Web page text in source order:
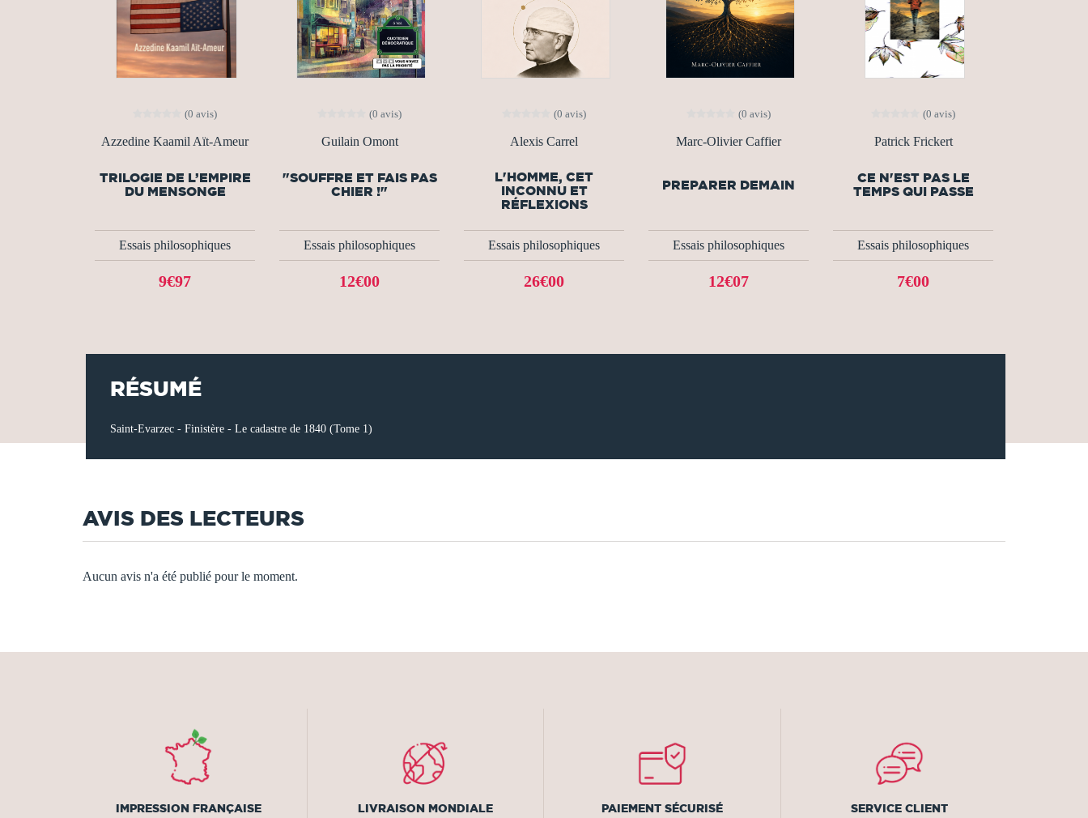
(0 avis)
Azzedine Kaamil Aït-Ameur
TRILOGIE DE L’EMPIRE
DU MENSONGE
Essais philosophiques
9€97
(0 avis)
Guilain Omont
"SOUFFRE ET FAIS PAS
CHIER !"
Essais philosophiques
12€00
(0 avis)
Alexis Carrel
L'HOMME, CET
INCONNU ET
RÉFLEXIONS
Essais philosophiques
26€00
(0 avis)
Marc-Olivier Caffier
PREPARER DEMAIN
Essais philosophiques
12€07
(0 avis)
Patrick Frickert
CE N'EST PAS LE
TEMPS QUI PASSE
Essais philosophiques
7€00
RÉSUMÉ
Saint-Evarzec - Finistère - Le cadastre de 1840 (Tome 1)
AVIS DES LECTEURS
Aucun avis n'a été publié pour le moment.
IMPRESSION FRANÇAISE LIVRAISON MONDIALE PAIEMENT SÉCURISÉ SERVICE CLIENT